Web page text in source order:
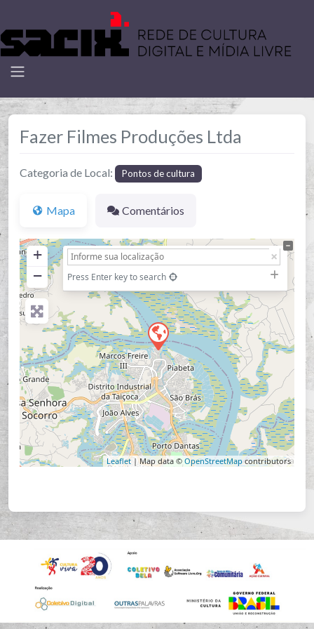
Fazer Filmes Produções Ltda
Categoria de Local: Pontos de cultura
Mapa Comentários
+
−
Press Enter key to search
Leaflet| Map data © OpenStreetMap contributors